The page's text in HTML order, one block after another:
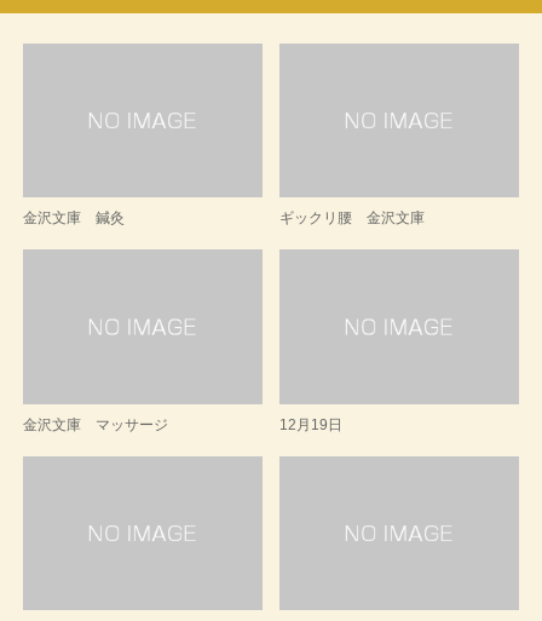
金沢文庫 鍼灸 ギックリ腰 金沢文庫
金沢文庫 マッサージ 12月19日